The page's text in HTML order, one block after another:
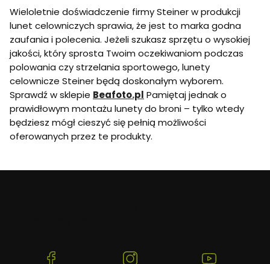
Wieloletnie doświadczenie firmy Steiner w produkcji
lunet celowniczych sprawia, że jest to marka godna
zaufania i polecenia. Jeżeli szukasz sprzętu o wysokiej
jakości, który sprosta Twoim oczekiwaniom podczas
polowania czy strzelania sportowego, lunety
celownicze Steiner będą doskonałym wyborem.
Sprawdź w sklepie Beafoto.pl Pamiętaj jednak o
prawidłowym montażu lunety do broni – tylko wtedy
będziesz mógł cieszyć się pełnią możliwości
oferowanych przez te produkty.
(Otwiera
(Otwiera